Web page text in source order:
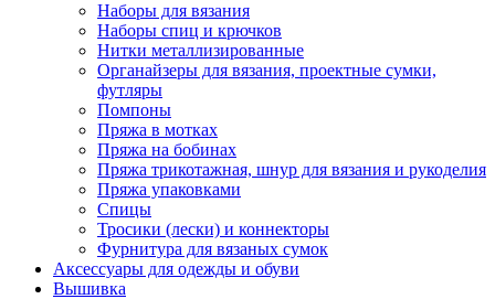
Наборы для вязания
Наборы спиц и крючков
Нитки металлизированные
Органайзеры для вязания, проектные сумки,
футляры
Помпоны
Пряжа в мотках
Пряжа на бобинах
Пряжа трикотажная, шнур для вязания и рукоделия
Пряжа упаковками
Спицы
Тросики (лески) и коннекторы
Фурнитура для вязаных сумок
Аксессуары для одежды и обуви
Вышивка